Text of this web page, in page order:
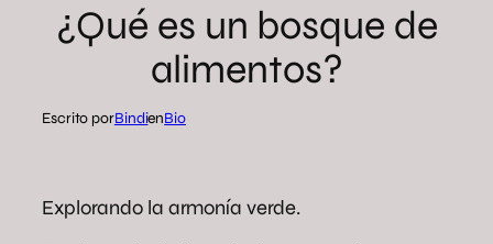
¿Qué es un bosque de
alimentos?
Escrito porBindienBio
Explorando la armonía verde.